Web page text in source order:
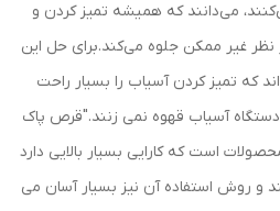
می‌دانند که همیشه تمیز کردن و
نظر غیر ممکن جلوه می‌کند.برای حل این
که تمیز کردن آسیاب را بسیار راحت
آسیاب قهوه نمی زنند."قرص پاک
است که کارایی بسیار بالایی دارد
و روش استفاده آن نیز بسیار آسان می